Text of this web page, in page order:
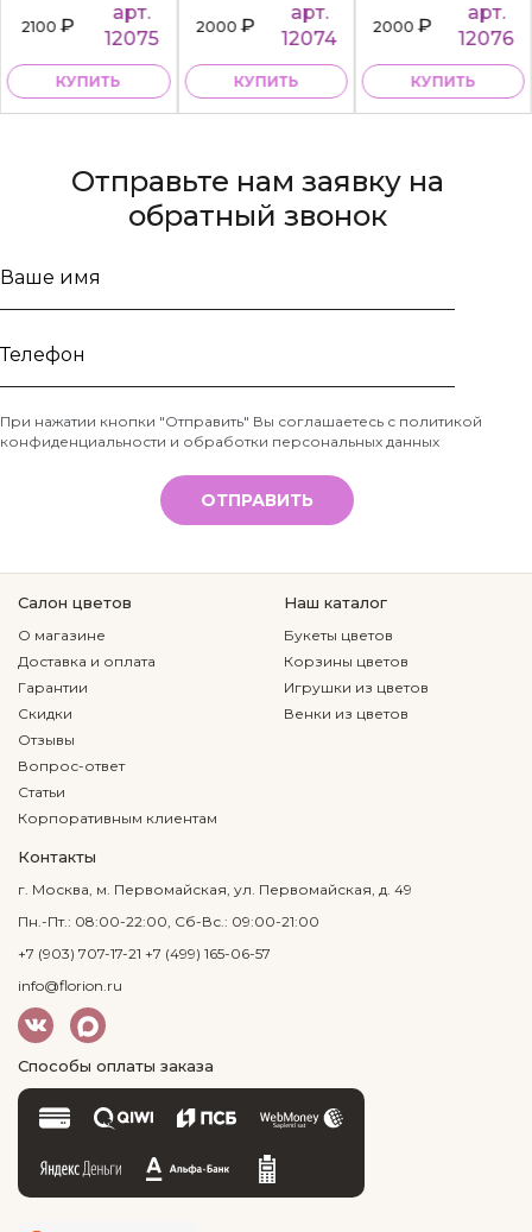
2100₽
арт.
12075
КУПИТЬ
2000₽
арт.
12074
КУПИТЬ
2000₽
арт.
12076
КУПИТЬ
Отправьте нам заявку на
обратный звонок
Ваше
Телефон
*
При нажатии кнопки "Отправить" Вы соглашаетесь с политикой
конфиденциальности и обработки персональных данных
ОТПРАВИТЬ
Салон цветов
О магазине
Доставка и оплата
Гарантии
Скидки
Отзывы
Вопрос-ответ
Статьи
Корпоративным клиентам
Наш каталог
Букеты цветов
Корзины цветов
Игрушки из цветов
Венки из цветов
Контакты
г. Москва, м. Первомайская, ул. Первомайская, д. 49
Пн.-Пт.: 08:00-22:00, Сб-Вс.: 09:00-21:00
+7 (903) 707-17-21 +7 (499) 165-06-57
info@florion.ru
Способы оплаты заказа